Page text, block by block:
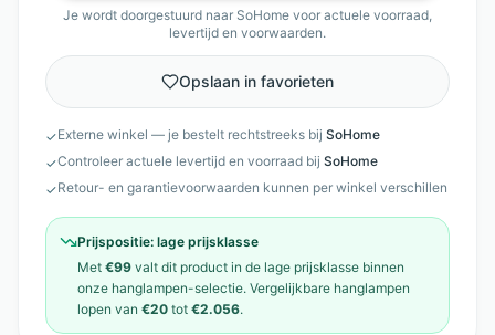
Je wordt doorgestuurd naar SoHome voor actuele voorraad,
levertijd en voorwaarden.
Opslaan in favorieten
✓Externe winkel — je bestelt rechtstreeks bij SoHome
✓Controleer actuele levertijd en voorraad bij SoHome
✓Retour- en garantievoorwaarden kunnen per winkel verschillen
Prijspositie: lage prijsklasse
Met €99 valt dit product in de lage prijsklasse binnen
onze hanglampen-selectie. Vergelijkbare hanglampen
lopen van €20 tot €2.056.